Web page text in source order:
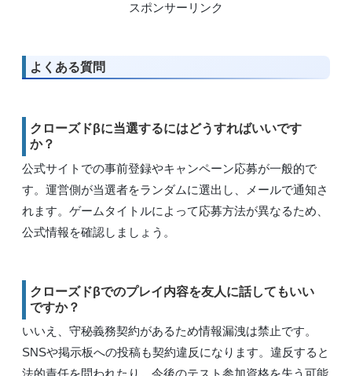
スポンサーリンク
よくある質問
クローズドβに当選するにはどうすればいいです
か？
公式サイトでの事前登録やキャンペーン応募が一般的で
す。運営側が当選者をランダムに選出し、メールで通知さ
れます。ゲームタイトルによって応募方法が異なるため、
公式情報を確認しましょう。
クローズドβでのプレイ内容を友人に話してもいい
ですか？
いいえ、守秘義務契約があるため情報漏洩は禁止です。
SNSや掲示板への投稿も契約違反になります。違反すると